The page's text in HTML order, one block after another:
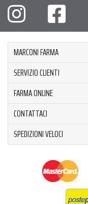
MARCONI FARMA
SERVIZIO CLIENTI
FARMA ONLINE
CONTATTACI
SPEDIZIONI VELOCI